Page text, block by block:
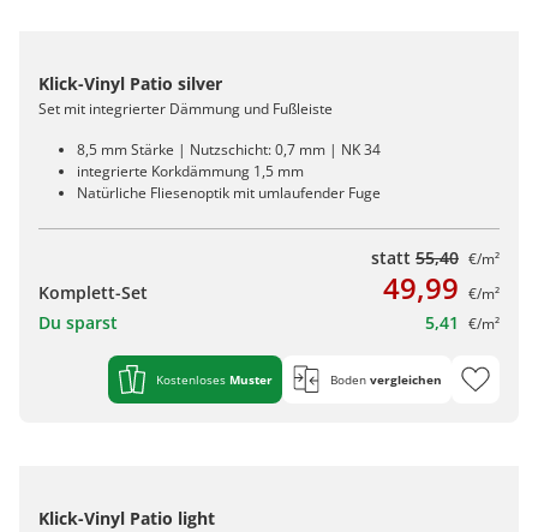
Klick-Vinyl Patio silver
Set mit integrierter Dämmung und Fußleiste
8,5 mm Stärke | Nutzschicht: 0,7 mm | NK 34
integrierte Korkdämmung 1,5 mm
Natürliche Fliesenoptik mit umlaufender Fuge
statt 55,40 €/m²
Komplett-Set 49,99 €/m²
Du sparst 5,41 €/m²
Kostenloses Muster Boden vergleichen
Klick-Vinyl Patio light